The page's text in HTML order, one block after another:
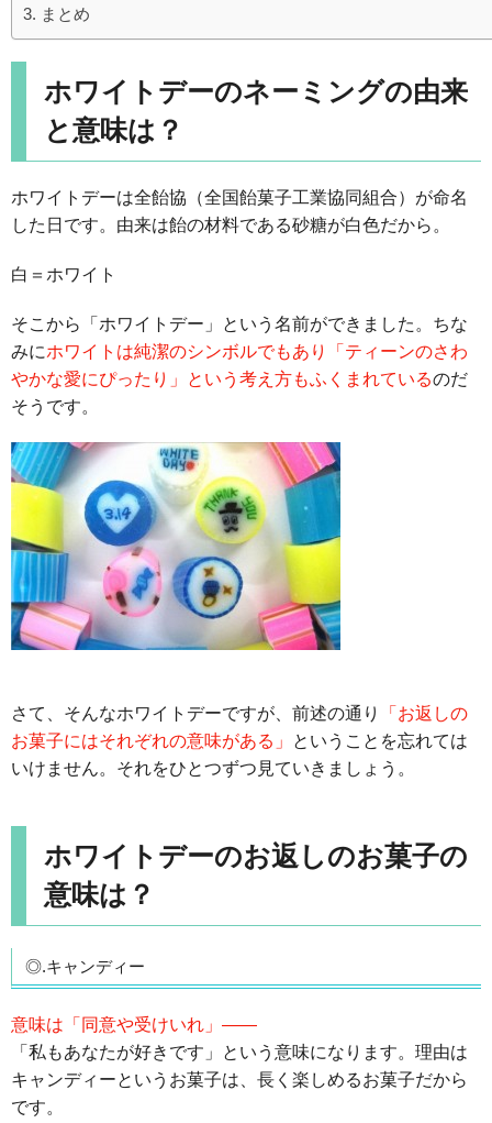
まとめ
ホワイトデーのネーミングの由来
と意味は？
ホワイトデーは全飴協（全国飴菓子工業協同組合）が命名
した日です。由来は飴の材料である砂糖が白色だから。
白＝ホワイト
そこから「ホワイトデー」という名前ができました。ちな
みにホワイトは純潔のシンボルでもあり「ティーンのさわ
やかな愛にぴったり」という考え方もふくまれているのだ
そうです。
さて、そんなホワイトデーですが、前述の通り
「お返しの
お菓子にはそれぞれの意味がある」
ということを忘れては
いけません。それをひとつずつ見ていきましょう。
ホワイトデーのお返しのお菓子の
意味は？
◎.キャンディー
意味は「同意や受けいれ」――
「私もあなたが好きです」という意味になります。理由は
キャンディーというお菓子は、長く楽しめるお菓子だから
です。